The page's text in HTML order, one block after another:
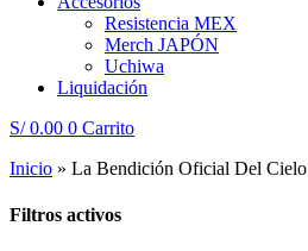
Resistencia MEX
Merch JAPÓN
Uchiwa
Liquidación
S/0.00 0 Carrito
Inicio » La Bendición Oficial Del Cielo
Filtros activos